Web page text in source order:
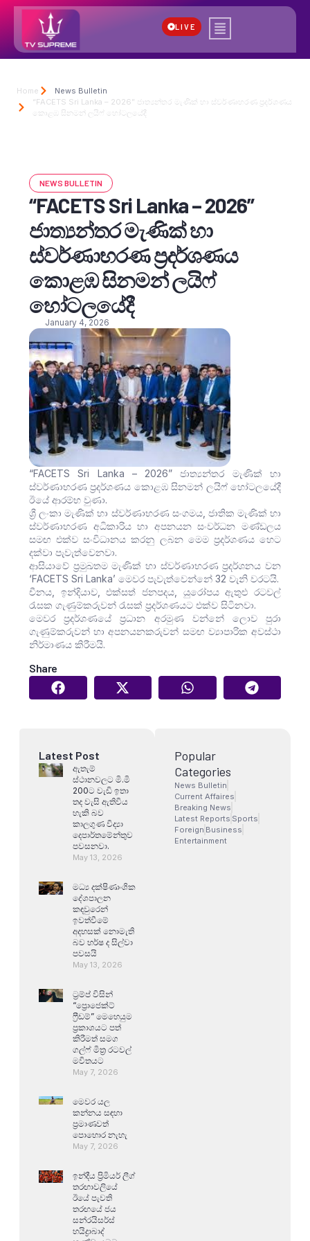
LIVE
Home
News Bulletin
“FACETS Sri Lanka – 2026” ජාත්‍යන්තර මැණික් හා ස්වර්ණාභරණ ප්‍රදර්ශණය
කොළඹ සිනමන් ලයිෆ් හෝටලයේදී
NEWS BULLETIN
“FACETS Sri Lanka – 2026”
ජාත්‍යන්තර මැණික් හා
ස්වර්ණාභරණ ප්‍රදර්ශණය
කොළඹ සිනමන් ලයිෆ්
හෝටලයේදී
January 4, 2026
“FACETS Sri Lanka – 2026” ජාත්‍යන්තර මැණික් හා
ස්වර්ණාභරණ ප්‍රදර්ශණය කොළඹ සිනමන් ලයිෆ් හෝටලයේදී
ඊයේ ආරම්භ වුණා.
ශ්‍රී ලංකා මැණික් හා ස්වර්ණාභරණ සංගමය, ජාතික මැණික් හා
ස්වර්ණාභරණ අධිකාරිය හා අපනයන සංවර්ධන මණ්ඩලය
සමඟ එක්ව සංවිධානය කරනු ලබන මෙම ප්‍රදර්ශණය හෙට
දක්වා පැවැත්වෙනවා.
ආසියාවේ ප්‍රමුඛතම මැණික් හා ස්වර්ණාභරණ ප්‍රදර්ශනය වන
‘FACETS Sri Lanka’ මෙවර පැවැත්වෙන්නේ 32 වැනි වරටයි.
චීනය, ඉන්දියාව, එක්සත් ජනපදය, යුරෝපය ඇතුළු රටවල්
රැසක ගැණුම්කරුවන් රැසක් ප්‍රදර්ශණයට එක්ව සිටිනවා.
මෙවර ප්‍රදර්ශණයේ ප්‍රධාන අරමුණ වන්නේ ලොව පුරා
ගැණුම්කරුවන් හා අපනයනකරුවන් සමඟ ව්‍යාපාරික අවස්ථා
නිර්මාණය කිරීමයි.
Share
Latest Post
ඇතැම්
ස්ථානවලට මි.මි
200ට වැඩි ඉතා
තද වැසි ඇතිවිය
හැකි බව
කාලගුණ විද්‍යා
දෙපාර්තමේන්තුව
පවසනවා.
May 13, 2026
මධ්‍ය දක්ෂිණාංශික
දේශපාලන
කඳවුරෙන්
ඉවත්වීමේ
අදහසක් නොමැති
බව හර්ෂ ද සිල්වා
පවසයි
May 13, 2026
ට්‍රම්ප් විසින්
“ප්‍රොජෙක්ට්
ෆ්‍රීඩම්” මෙහෙයුම
ප්‍රකාශයට පත්
කිරීමත් සමග
ගල්ෆ් මිත්‍ර රටවල්
මවිතයට
May 7, 2026
මෙවර යල
කන්නය සඳහා
ප්‍රමාණවත්
පොහොර නැහැ
May 7, 2026
ඉන්දීය ප්‍රිමියර් ලීග්
තරඟාවලියේ
ඊයේ පැවති
තරඟයේ ජය
සන්රයිසර්ස්
හයිද්‍රාබාද්
Popular
Categories
News Bulletin
Current Affaires
Breaking News
Latest Reports Sports
Foreign Business
Entertainment